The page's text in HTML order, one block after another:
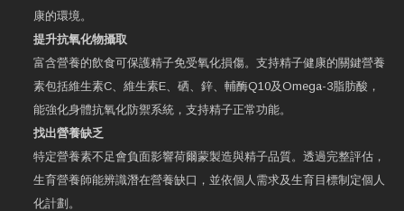
康的環境。
提升抗氧化物攝取
富含營養的飲食可保護精子免受氧化損傷。支持精子健康的關鍵營養
素包括維生素C、維生素E、硒、鋅、輔酶Q10及Omega-3脂肪酸，
能強化身體抗氧化防禦系統，支持精子正常功能。
找出營養缺乏
特定營養素不足會負面影響荷爾蒙製造與精子品質。透過完整評估，
生育營養師能辨識潛在營養缺口，並依個人需求及生育目標制定個人
化計劃。